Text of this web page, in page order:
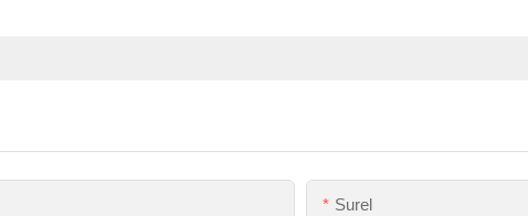
Surel